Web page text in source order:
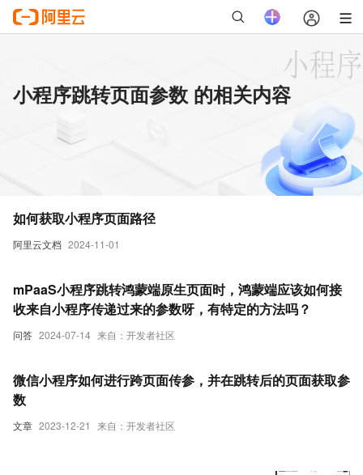
小程序跳转页面参数 的相关内容
阿里云文档 2024-11-01
如何获取小程序页面路径
问答 2024-07-14 来自：开发者社区
mPaaS小程序跳转鸿蒙端原生页面时，鸿蒙端应该如何接
收来自小程序传递过来的参数呀，有特定的方法吗？
文章 2023-12-21 来自：开发者社区
微信小程序如何进行跨页面传参，并在跳转后的页面获取参
数